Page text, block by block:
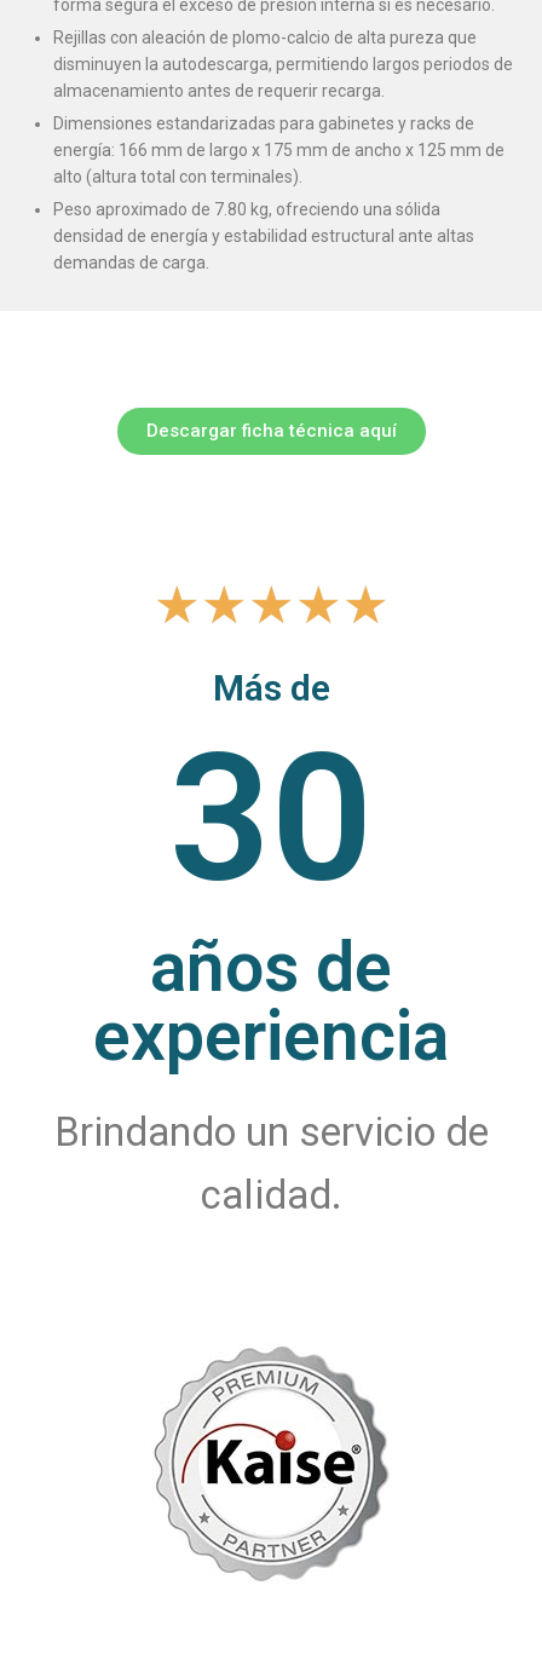
forma segura el exceso de presión interna si es necesario.
Rejillas con aleación de plomo-calcio de alta pureza que
disminuyen la autodescarga, permitiendo largos periodos de
almacenamiento antes de requerir recarga.
Dimensiones estandarizadas para gabinetes y racks de
energía: 166 mm de largo x 175 mm de ancho x 125 mm de
alto (altura total con terminales).
Peso aproximado de 7.80 kg, ofreciendo una sólida
densidad de energía y estabilidad estructural ante altas
demandas de carga.
Descargar ficha técnica aquí
★★★★★
Más de
30
años de
experiencia
Brindando un servicio de
calidad.